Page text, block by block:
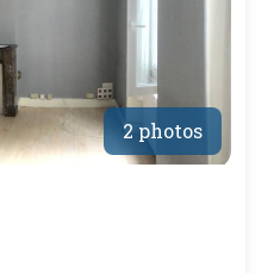
2 photos